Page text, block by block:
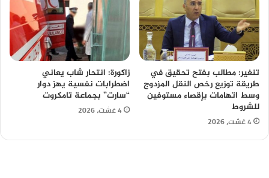
تنغير: مطالب بفتح تحقيق في
طريقة توزيع رخص النقل المزدوج
وسط اتهامات بإقصاء مستوفين
للشروط
4 غشت، 2026
زاكورة: انتحار شاب يعاني
اضطرابات نفسية يهز دوار
“سارت” بجماعة تامكروت
4 غشت، 2026